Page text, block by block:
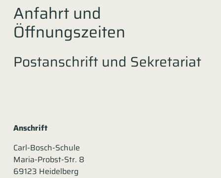
Anfahrt und
Öffnungszeiten
Postanschrift und Sekretariat
Anschrift
Carl-Bosch-Schule
Maria-Probst-Str. 8
69123 Heidelberg